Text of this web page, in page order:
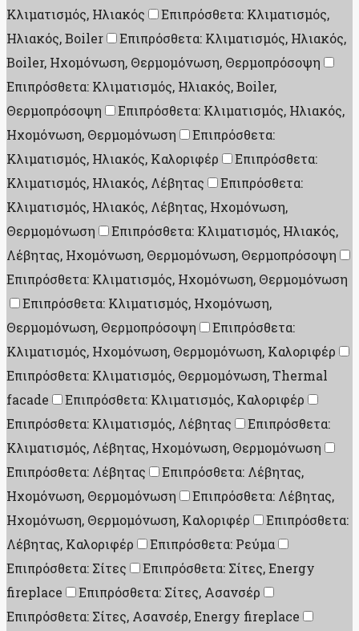
Κλιματισμός, Ηλιακός
Επιπρόσθετα: Κλιματισμός,
Ηλιακός, Boiler
Επιπρόσθετα: Κλιματισμός, Ηλιακός,
Boiler, Ηχομόνωση, Θερμομόνωση, Θερμοπρόσοψη
Επιπρόσθετα: Κλιματισμός, Ηλιακός, Boiler,
Θερμοπρόσοψη
Επιπρόσθετα: Κλιματισμός, Ηλιακός,
Ηχομόνωση, Θερμομόνωση
Επιπρόσθετα:
Κλιματισμός, Ηλιακός, Καλοριφέρ
Επιπρόσθετα:
Κλιματισμός, Ηλιακός, Λέβητας
Επιπρόσθετα:
Κλιματισμός, Ηλιακός, Λέβητας, Ηχομόνωση,
Θερμομόνωση
Επιπρόσθετα: Κλιματισμός, Ηλιακός,
Λέβητας, Ηχομόνωση, Θερμομόνωση, Θερμοπρόσοψη
Επιπρόσθετα: Κλιματισμός, Ηχομόνωση, Θερμομόνωση
Επιπρόσθετα: Κλιματισμός, Ηχομόνωση,
Θερμομόνωση, Θερμοπρόσοψη
Επιπρόσθετα:
Κλιματισμός, Ηχομόνωση, Θερμομόνωση, Καλοριφέρ
Επιπρόσθετα: Κλιματισμός, Θερμομόνωση, Thermal
facade
Επιπρόσθετα: Κλιματισμός, Καλοριφέρ
Επιπρόσθετα: Κλιματισμός, Λέβητας
Επιπρόσθετα:
Κλιματισμός, Λέβητας, Ηχομόνωση, Θερμομόνωση
Επιπρόσθετα: Λέβητας
Επιπρόσθετα: Λέβητας,
Ηχομόνωση, Θερμομόνωση
Επιπρόσθετα: Λέβητας,
Ηχομόνωση, Θερμομόνωση, Καλοριφέρ
Επιπρόσθετα:
Λέβητας, Καλοριφέρ
Επιπρόσθετα: Ρεύμα
Επιπρόσθετα: Σίτες
Επιπρόσθετα: Σίτες, Energy
fireplace
Επιπρόσθετα: Σίτες, Ασανσέρ
Επιπρόσθετα: Σίτες, Ασανσέρ, Energy fireplace